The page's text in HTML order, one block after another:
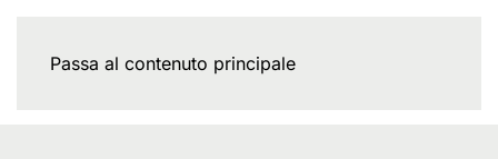
Passa al contenuto principale